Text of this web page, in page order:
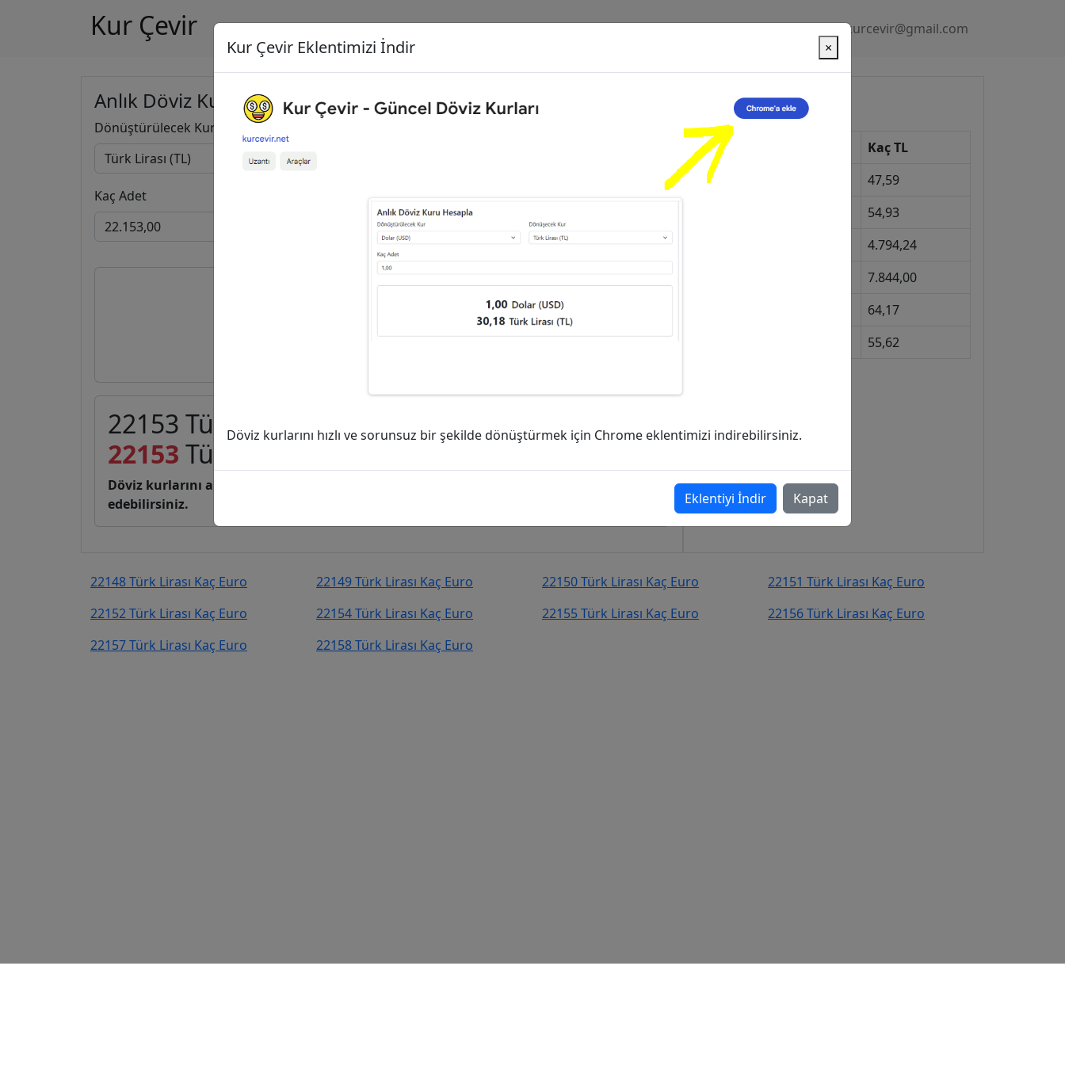
Kur Çevir Gizlilik Politikası kurcevir@gmail.com
Anlık Döviz Kuru Hesapla
Dönüştürülecek Kur
Kaç Adet
Türk Lirası (TL)
22153 Türk Lirası (TL) kaç Euro (EUR)?
22153 Türk Lirası Euro (EUR)
Döviz kurlarını anlık, canlı, basit bir şekilde kurcevir.net adresinden takip
edebilirsiniz.
Güncel Kurlar
Kur
Kaç TL
Dolar
47,59
54,93
4.794,24
7.844,00
64,17
55,62
22148 Türk Lirası Kaç Euro 22149 Türk Lirası Kaç Euro 22150 Türk Lirası Kaç Euro
22151 Türk Lirası Kaç Euro
22152 Türk Lirası Kaç Euro
22154 Türk Lirası Kaç Euro 22155 Türk Lirası Kaç Euro
22156 Türk Lirası Kaç Euro
22157 Türk Lirası Kaç Euro
22158 Türk Lirası Kaç Euro
Kur Çevir Eklentimizi İndir ×
Döviz kurlarını hızlı ve sorunsuz bir şekilde dönüştürmek için Chrome eklentimizi indirebilirsiniz.
Eklentiyi İndir Kapat